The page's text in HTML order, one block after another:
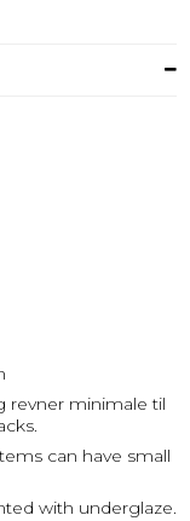
revner minimale til
can have small
with underglaze.